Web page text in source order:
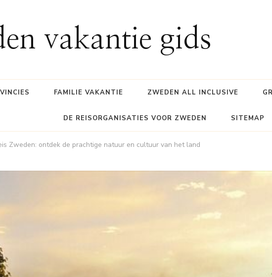
vakantie gids
FAMILIE VAKANTIE ZWEDEN ALL INCLUSIVE
DE REISORGANISATIES VOOR ZWEDEN SITEMAP
Zweden: ontdek de prachtige natuur en cultuur van het land